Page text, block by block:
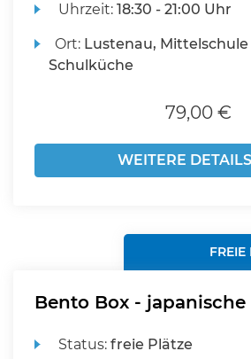
Uhrzeit:18:30 - 21:00 Uhr
Ort: Lustenau, Mittelschule
Schulküche
79,00 €
WEITERE DETAILS
FREIE
Bento Box -
Status:freie Plätze